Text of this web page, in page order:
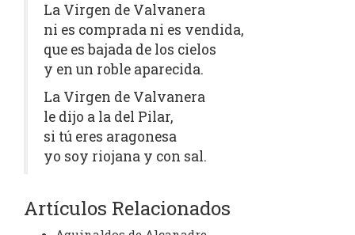
La Virgen de Valvanera
ni es comprada ni es vendida,
que es bajada de los cielos
y en un roble aparecida.
La Virgen de Valvanera
le dijo a la del Pilar,
si tú eres aragonesa
yo soy riojana y con sal.
Artículos Relacionados